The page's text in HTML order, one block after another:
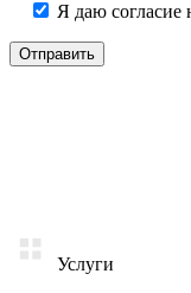
Я даю согласие
Услуги